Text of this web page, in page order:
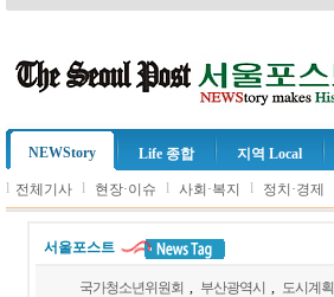
NEWStory Life 종합 지역 Local
l 전체기사 l 현장·이슈 l 사회·복지 l 정치·경제
서울포스트
국가청소년위원회 부산광역시 도시계획